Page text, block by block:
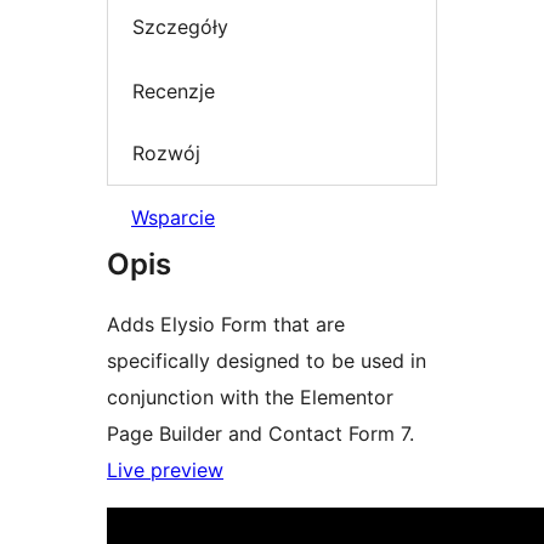
Szczegóły
Recenzje
Rozwój
Wsparcie
Opis
Adds Elysio Form that are
specifically designed to be used in
conjunction with the Elementor
Page Builder and Contact Form 7.
Live preview